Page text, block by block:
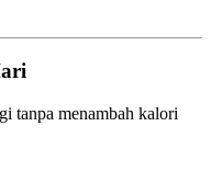
tanpa menambah kalori